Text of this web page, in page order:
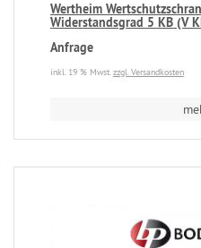
Wertheim
Widerstandsgrad 5 KB (V
Anfrage
inkl. 19 % Mwst.zzgl. Versandkosten